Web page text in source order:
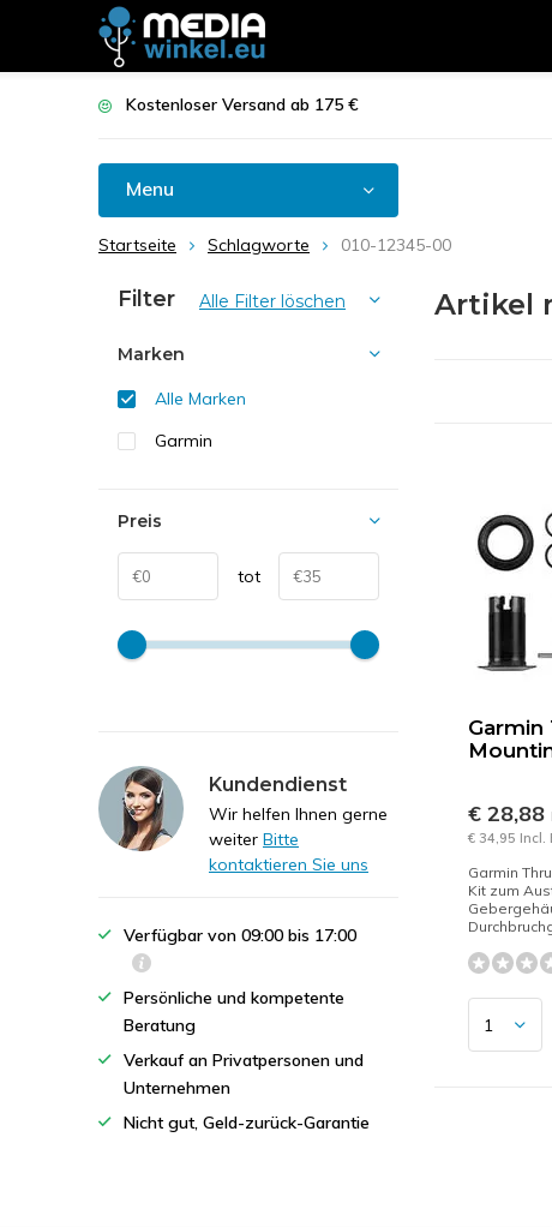
Kostenloser Versand ab 175 €
Menu
Startseite Schlagworte 010-12345-00
Artikel
Garmin
€ 28,88
€ 34,95 Incl.
Garmin
Kit zum
Filter Alle Filter löschen
Marken
Alle Marken
Garmin
Preis
tot
Kundendienst
Wir helfen Ihnen gerne
weiter Bitte
kontaktieren Sie uns
Verfügbar von 09:00 bis 17:00
Persönliche und kompetente
Beratung
Verkauf an Privatpersonen und
Unternehmen
Nicht gut, Geld-zurück-Garantie